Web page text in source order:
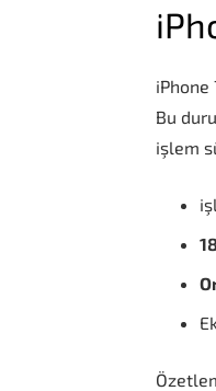
iPhone
Bu
işlem